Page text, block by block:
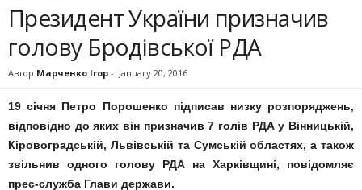
Президент України призначив
голову Бродівської РДА
Автор Марченко Ігор - January 20, 2016
19 січня Петро Порошенко підписав низку розпоряджень,
відповідно до яких він призначив 7 голів РДА у Вінницькій,
Кіровоградській, Львівській та Сумській областях, а також
звільнив одного голову РДА на Харківщині, повідомляє
прес-служба Глави держави.